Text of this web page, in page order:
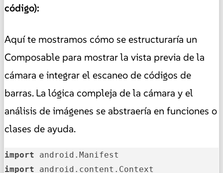
código):
Aquí te mostramos cómo se estructuraría un
Composable para mostrar la vista previa de la
cámara e integrar el escaneo de códigos de
barras. La lógica compleja de la cámara y el
análisis de imágenes se abstraería en funciones o
clases de ayuda.
import
import